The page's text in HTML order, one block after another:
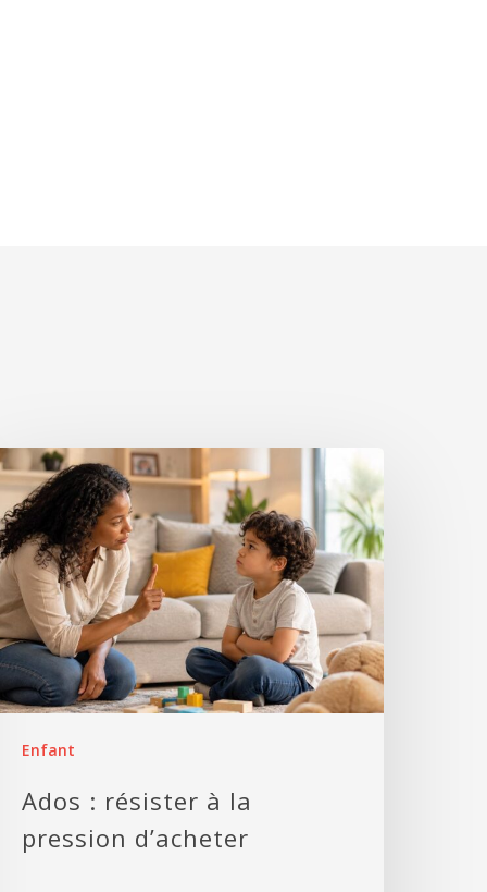
Enfant
Ados : résister à la
pression d’acheter